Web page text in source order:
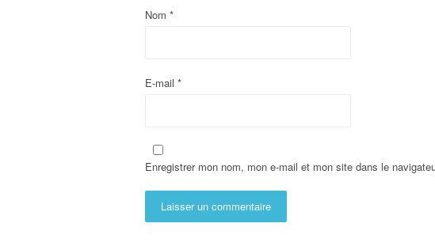
Nom *
E-mail *
Enregistrer mon nom, mon e-mail et mon site dans le